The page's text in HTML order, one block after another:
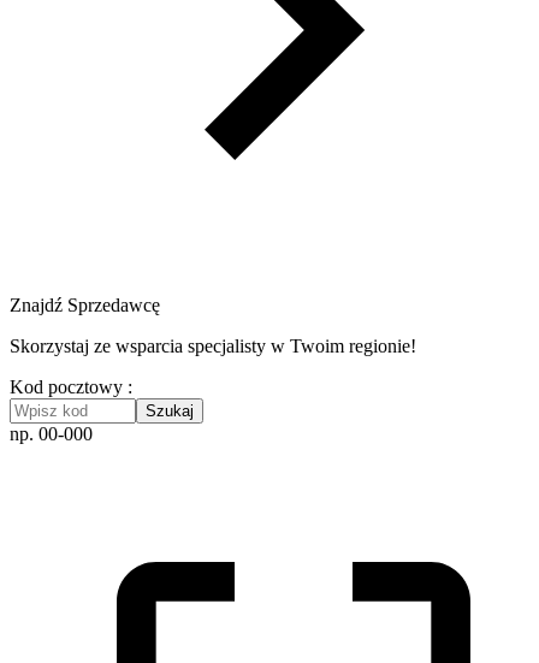
Znajdź Sprzedawcę
Skorzystaj ze wsparcia specjalisty w Twoim regionie!
Kod pocztowy :
Szukaj
np. 00-000